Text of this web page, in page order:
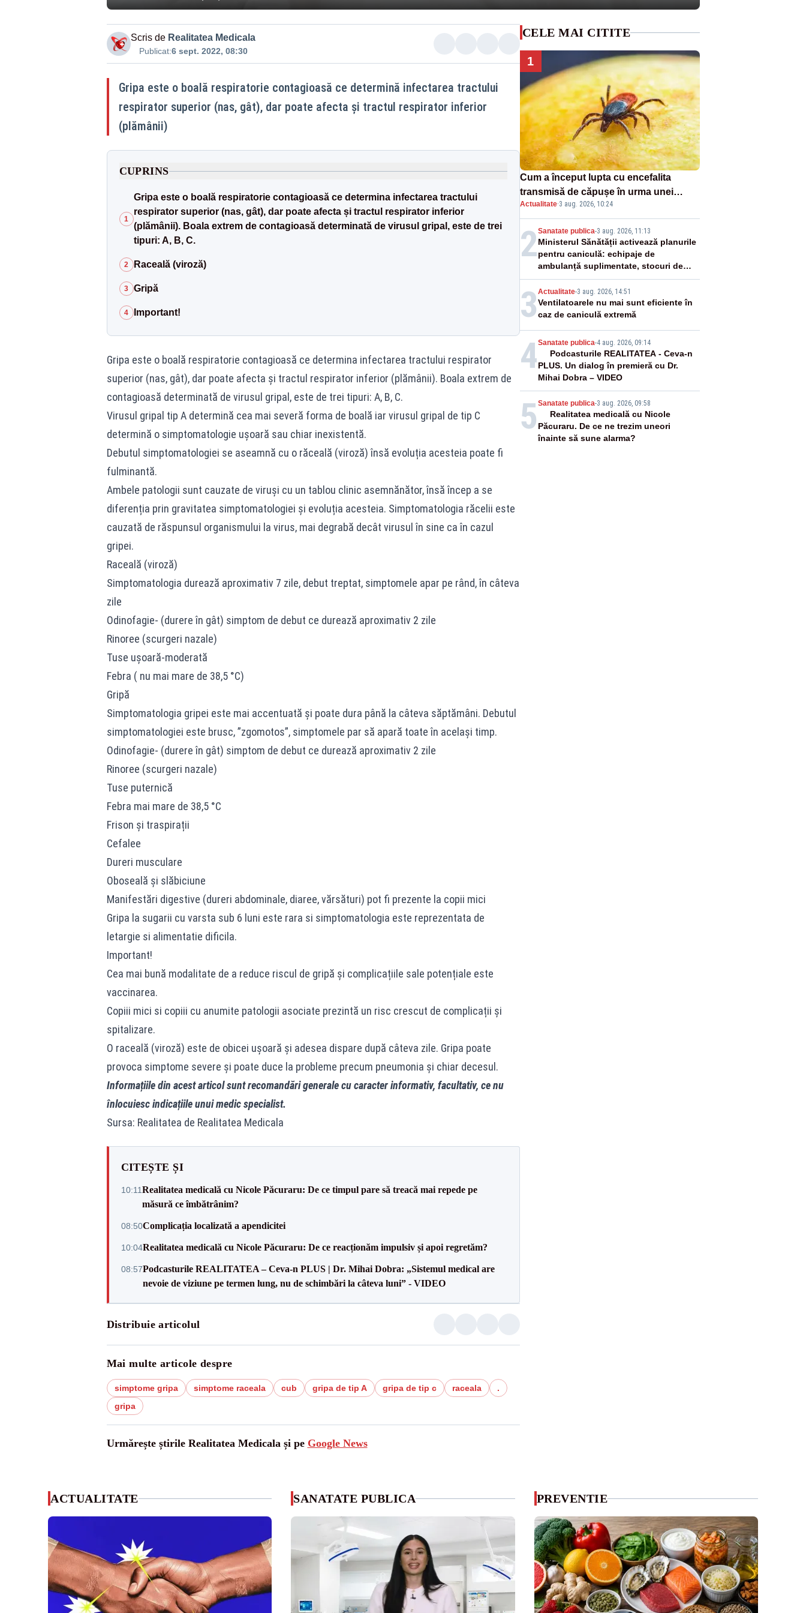
Scris de Realitatea Medicala
Publicat:6 sept. 2022, 08:30
Gripa este o boală respiratorie contagioasă ce determină infectarea tractului
respirator superior (nas, gât), dar poate afecta și tractul respirator inferior
(plămânii)
CUPRINS
1
Gripa este o boală respiratorie contagioasă ce determina infectarea tractului
respirator superior (nas, gât), dar poate afecta și tractul respirator inferior
(plămânii). Boala extrem de contagioasă determinată de virusul gripal, este de trei
tipuri: A, B, C.
2 Raceală (viroză)
3 Gripă
4 Important!
Gripa este o boală respiratorie contagioasă ce determina infectarea tractului respirator
superior (nas, gât), dar poate afecta și tractul respirator inferior (plămânii). Boala extrem de
contagioasă determinată de virusul gripal, este de trei tipuri: A, B, C.
Virusul gripal tip A determină cea mai severă forma de boală iar virusul gripal de tip C
determină o simptomatologie ușoară sau chiar inexistentă.
Debutul simptomatologiei se aseamnă cu o răceală (viroză) însă evoluția acesteia poate fi
fulminantă.
Ambele patologii sunt cauzate de viruși cu un tablou clinic asemnănător, însă încep a se
diferenția prin gravitatea simptomatologiei și evoluția acesteia. Simptomatologia răcelii este
cauzată de răspunsul organismului la virus, mai degrabă decât virusul în sine ca în cazul
gripei.
Raceală (viroză)
Simptomatologia durează aproximativ 7 zile, debut treptat, simptomele apar pe rând, în câteva
zile
Odinofagie- (durere în gât) simptom de debut ce durează aproximativ 2 zile
Rinoree (scurgeri nazale)
Tuse ușoară-moderată
Febra ( nu mai mare de 38,5 °C)
Gripă
Simptomatologia gripei este mai accentuată și poate dura până la câteva săptămâni. Debutul
simptomatologiei este brusc, ”zgomotos”, simptomele par să apară toate în același timp.
Odinofagie- (durere în gât) simptom de debut ce durează aproximativ 2 zile
Rinoree (scurgeri nazale)
Tuse puternică
Febra mai mare de 38,5 °C
Frison și traspirații
Cefalee
Dureri musculare
Oboseală și slăbiciune
Manifestări digestive (dureri abdominale, diaree, vărsături) pot fi prezente la copii mici
Gripa la sugarii cu varsta sub 6 luni este rara si simptomatologia este reprezentata de
letargie si alimentatie dificila.
Important!
Cea mai bună modalitate de a reduce riscul de gripă și complicațiile sale potențiale este
vaccinarea.
Copiii mici si copiii cu anumite patologii asociate prezintă un risc crescut de complicații și
spitalizare.
O raceală (viroză) este de obicei ușoară și adesea dispare după câteva zile. Gripa poate
provoca simptome severe și poate duce la probleme precum pneumonia și chiar decesul.
Informațiile din acest articol sunt recomandări generale cu caracter informativ, facultativ, ce nu
înlocuiesc indicațiile unui medic specialist.
Sursa: Realitatea de Realitatea Medicala
CITEȘTE ȘI
10:11Realitatea medicală cu Nicole Păcuraru: De ce timpul pare să treacă mai repede pe
măsură ce îmbătrânim?
08:50Complicația localizată a apendicitei
10:04Realitatea medicală cu Nicole Păcuraru: De ce reacționăm impulsiv și apoi regretăm?
08:57Podcasturile REALITATEA – Ceva-n PLUS | Dr. Mihai Dobra: „Sistemul medical are
nevoie de viziune pe termen lung, nu de schimbări la câteva luni” - VIDEO
Distribuie articolul
Mai multe articole despre
simptome gripa simptome raceala cub gripa de tip A gripa de tip c raceala
.
gripa
Urmărește știrile Realitatea Medicala și pe Google News
CELE MAI CITITE
1
Cum a început lupta cu encefalita
transmisă de căpușe în urma unei
simple vacanțe
Actualitate·3 aug. 2026, 10:24
2Sanatate publica-3 aug. 2026, 11:13
Ministerul Sănătății activează planurile
pentru caniculă: echipaje de
ambulanță suplimentate, stocuri de
medicamente verificate și puncte de
apă în spațiile publice
3 Actualitate-3 aug. 2026, 14:51
Ventilatoarele nu mai sunt eficiente în
caz de caniculă extremă
4Sanatate publica-4 aug. 2026, 09:14
Podcasturile REALITATEA - Ceva-n
PLUS. Un dialog în premieră cu Dr.
Mihai Dobra – VIDEO
5 Sanatate publica-3 aug. 2026, 09:58
Realitatea medicală cu Nicole
Păcuraru. De ce ne trezim uneori
înainte să sune alarma?
ACTUALITATE SANATATE PUBLICA PREVENTIE